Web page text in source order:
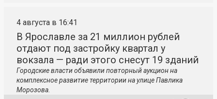
4 августа в 16:41
В Ярославле за 21 миллион рублей
отдают под застройку квартал у
вокзала — ради этого снесут 19 зданий
Городские власти объявили повторный аукцион на
комплексное развитие территории на улице Павлика
Морозова.